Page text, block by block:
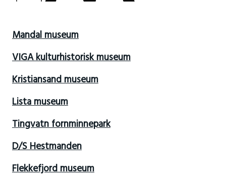
Mandal museum
VIGA kulturhistorisk museum
Kristiansand museum
Lista museum
Tingvatn fornminnepark
D/S Hestmanden
Flekkefjord museum